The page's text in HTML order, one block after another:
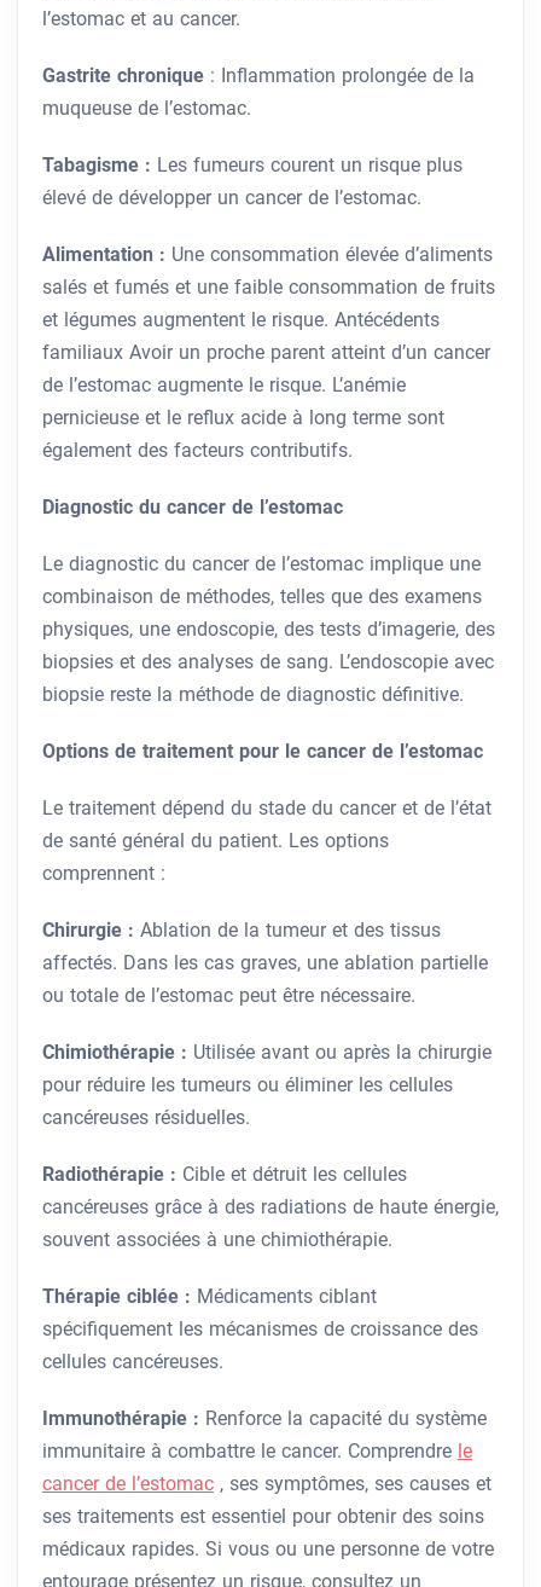
l’estomac et au cancer.
Gastrite chronique : Inflammation prolongée de la
muqueuse de l’estomac.
Tabagisme : Les fumeurs courent un risque plus
élevé de développer un cancer de l’estomac.
Alimentation : Une consommation élevée d’aliments
salés et fumés et une faible consommation de fruits
et légumes augmentent le risque. Antécédents
familiaux Avoir un proche parent atteint d’un cancer
de l’estomac augmente le risque. L’anémie
pernicieuse et le reflux acide à long terme sont
également des facteurs contributifs.
Diagnostic du cancer de l’estomac
Le diagnostic du cancer de l’estomac implique une
combinaison de méthodes, telles que des examens
physiques, une endoscopie, des tests d’imagerie, des
biopsies et des analyses de sang. L’endoscopie avec
biopsie reste la méthode de diagnostic définitive.
Options de traitement pour le cancer de l’estomac
Le traitement dépend du stade du cancer et de l’état
de santé général du patient. Les options
comprennent :
Chirurgie : Ablation de la tumeur et des tissus
affectés. Dans les cas graves, une ablation partielle
ou totale de l’estomac peut être nécessaire.
Chimiothérapie : Utilisée avant ou après la chirurgie
pour réduire les tumeurs ou éliminer les cellules
cancéreuses résiduelles.
Radiothérapie : Cible et détruit les cellules
cancéreuses grâce à des radiations de haute énergie,
souvent associées à une chimiothérapie.
Thérapie ciblée : Médicaments ciblant
spécifiquement les mécanismes de croissance des
cellules cancéreuses.
Immunothérapie : Renforce la capacité du système
immunitaire à combattre le cancer. Comprendre le
cancer de l’estomac , ses symptômes, ses causes et
ses traitements est essentiel pour obtenir des soins
médicaux rapides. Si vous ou une personne de votre
entourage présentez un risque, consultez un